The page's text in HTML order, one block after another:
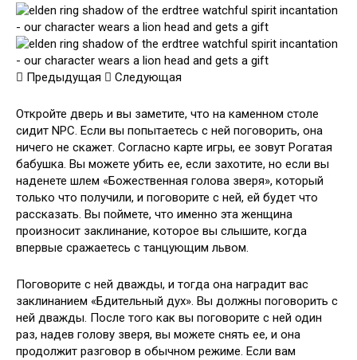
Предыдущая Следующая
Откройте дверь и вы заметите, что на каменном столе
сидит NPC. Если вы попытаетесь с ней поговорить, она
ничего не скажет. Согласно карте игры, ее зовут Рогатая
бабушка. Вы можете убить ее, если захотите, но если вы
наденете шлем «Божественная голова зверя», который
только что получили, и поговорите с ней, ей будет что
рассказать. Вы поймете, что именно эта женщина
произносит заклинание, которое вы слышите, когда
впервые сражаетесь с танцующим львом.
Поговорите с ней дважды, и тогда она наградит вас
заклинанием «Бдительный дух». Вы должны поговорить с
ней дважды. После того как вы поговорите с ней один
раз, надев голову зверя, вы можете снять ее, и она
продолжит разговор в обычном режиме. Если вам